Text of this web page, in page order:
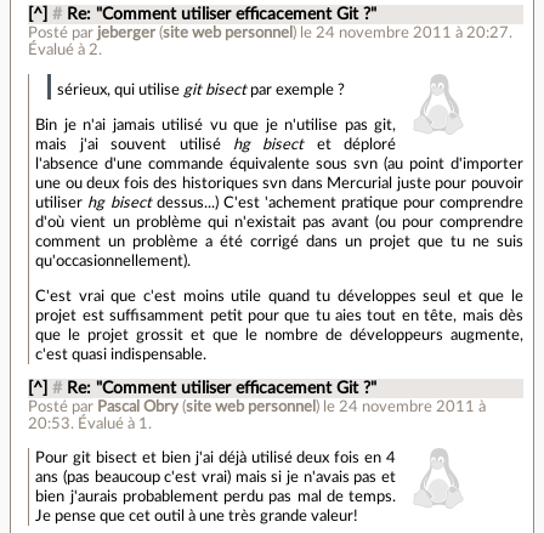
[^] # Re: "Comment utiliser efficacement Git ?"
Posté par jeberger (site web personnel ) le 24 novembre 2011 à 20:27.
Évalué à 2.
sérieux, qui utilise git bisectpar exemple ?
Bin je n'ai jamais utilisé vu que je n'utilise pas git,
mais j'ai souvent utilisé hg bisectet déploré
l'absence d'une commande équivalente sous svn (au point d'importer
une ou deux fois des historiques svn dans Mercurial juste pour pouvoir
utiliser hg bisectdessus...) C'est 'achement pratique pour comprendre
d'où vient un problème qui n'existait pas avant (ou pour comprendre
comment un problème a été corrigé dans un projet que tu ne suis
qu'occasionnellement).
C'est vrai que c'est moins utile quand tu développes seul et que le
projet est suffisamment petit pour que tu aies tout en tête, mais dès
que le projet grossit et que le nombre de développeurs augmente,
c'est quasi indispensable.
[^] # Re: "Comment utiliser efficacement Git ?"
Posté par Pascal Obry (site web personnel ) le 24 novembre 2011 à
20:53. Évalué à 1.
Pour git bisect et bien j'ai déjà utilisé deux fois en 4
ans (pas beaucoup c'est vrai) mais si je n'avais pas et
bien j'aurais probablement perdu pas mal de temps.
Je pense que cet outil à une très grande valeur!